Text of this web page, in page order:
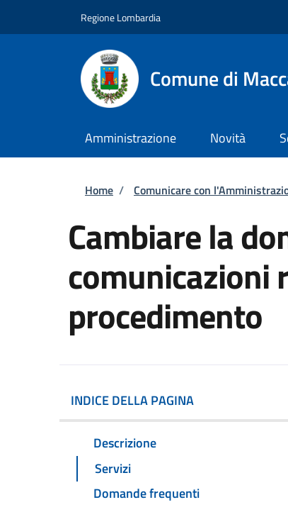
Regione Lombardia
Comune di
Amministrazione Novità
Briciole di pane
Home / Comunicare con
Cambiare la
comunicazioni
procedimento
INDICE DELLA PAGINA
Descrizione
Servizi
Domande frequenti